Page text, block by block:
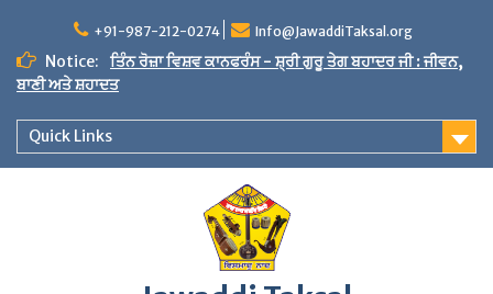
content
+91-987-212-0274 Info@JawaddiTaksal.org
Notice:
ਤਿੰਨ ਰੋਜ਼ਾ ਵਿਸ਼ਵ ਕਾਨਫਰੰਸ - ਸ਼੍ਰੀ ਗੁਰੂ ਤੇਗ ਬਹਾਦਰ ਜੀ : ਜੀਵਨ,
ਬਾਣੀ ਅਤੇ ਸ਼ਹਾਦਤ
Quick Links